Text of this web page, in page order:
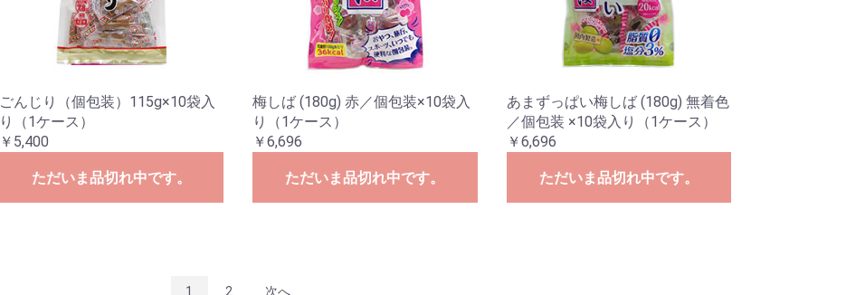
ごんじり（個包装）115g×10袋入
り（1ケース）
￥5,400
ただいま品切れ中です。
梅しば (180g) 赤／個包装×10袋入
り（1ケース）
￥6,696
ただいま品切れ中です。
あまずっぱい梅しば (180g) 無着色
／個包装 ×10袋入り（1ケース）
￥6,696
ただいま品切れ中です。
1 2 次へ